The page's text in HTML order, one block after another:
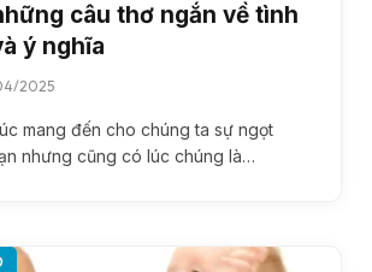
câu thơ ngắn về tình
ý nghĩa
2025
mang đến cho chúng ta sự ngọt
nhưng cũng có lúc chúng là…